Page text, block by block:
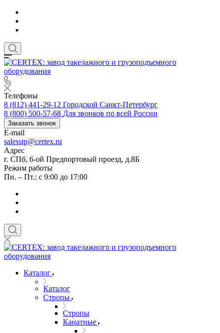
Телефоны
8 (812) 441-29-12 Городской Санкт-Петербург
8 (800) 500-57-68 Для звонков по всей России
Заказать звонок
E-mail
salesstp@certex.ru
Адрес
г. СПб, 6-ой Предпортовый проезд, д.8Б
Режим работы
Пн. – Пт.: с 9:00 до 17:00
Каталог
Каталог
Стропы
Стропы
Канатные